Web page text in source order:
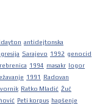
antidejtonska
Sarajevo 1992 genocid
1994 masakr logor
1991
Radovan
Ratko Mladić Žuč
Peti korpus hapšenje